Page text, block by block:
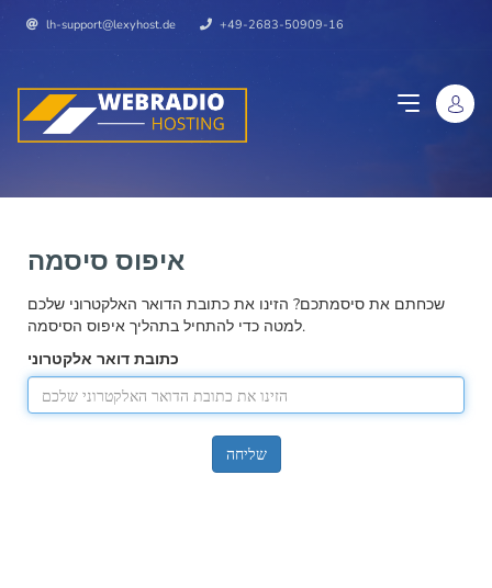
lh-support@lexyhost.de +49-2683-50909-16
איפוס סיסמה
שכחתם את סיסמתכם? הזינו את כתובת הדואר האלקטרוני שלכם
למטה כדי להתחיל בתהליך איפוס הסיסמה.
כתובת דואר אלקטרוני
שליחה